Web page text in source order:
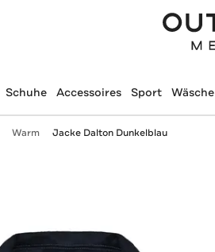
Schuhe Accessoires Sport Wäsche
Warm Jacke Dalton Dunkelblau